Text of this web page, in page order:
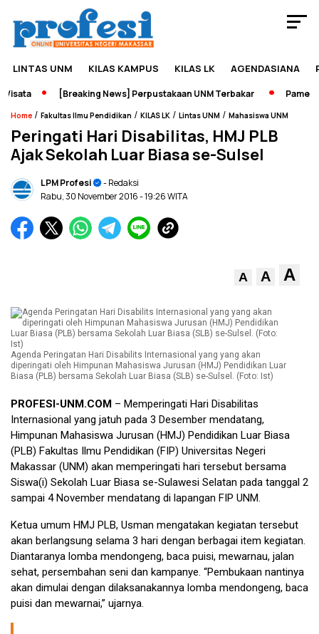
LINTAS UNM KILAS KAMPUS KILAS LK AGENDASIANA
[Breaking News] Perpustakaan UNM Terbakar Pameran
Home / Fakultas Ilmu Pendidikan / KILAS LK / Lintas UNM / Mahasiswa UNM
Peringati Hari Disabilitas, HMJ PLB
Ajak Sekolah Luar Biasa se-Sulsel
LPM Profesi
- Redaksi
Rabu, 30 November 2016- 19:26 WITA
A A A
Agenda Peringatan Hari Disabilits Internasional yang yang akan
diperingati oleh Himpunan Mahasiswa Jurusan (HMJ) Pendidikan Luar
Biasa (PLB) bersama Sekolah Luar Biasa (SLB) se-Sulsel. (Foto: Ist)
PROFESI-UNM.COM – Memperingati Hari Disabilitas
Internasional yang jatuh pada 3 Desember mendatang,
Himpunan Mahasiswa Jurusan (HMJ) Pendidikan Luar Biasa
(PLB) Fakultas Ilmu Pendidikan (FIP) Universitas Negeri
Makassar (UNM) akan memperingati hari tersebut bersama
Siswa(i) Sekolah Luar Biasa se-Sulawesi Selatan pada tanggal 2
sampai 4 November mendatang di lapangan FIP UNM.
Ketua umum HMJ PLB, Usman mengatakan kegiatan tersebut
akan berlangsung selama 3 hari dengan berbagai item kegiatan.
Diantaranya lomba mendongeng, baca puisi, mewarnau, jalan
sehat, persembahan seni dan kampanye. “Pembukaan nantinya
akan dimulai dengan dilaksanakannya lomba mendongeng, baca
puisi dan mewarnai,” ujarnya.